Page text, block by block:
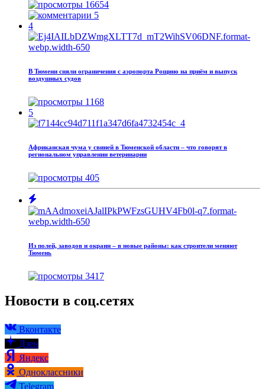
16654
5
4
В Тюмени сняли ограничения с аэропорта Рощино на приём и выпуск
воздушных судов
1168
5
Африканская чума у свиней в Тюменской области – что говорят в
региональном управлении ветеринарии
405
Из полей, заводов и окраин – в новые районы: как строители меняют
Тюмень
3417
Новости в соц.сетях
Вконтакте
Дзен
Яндекс
Одноклассники
Telegram